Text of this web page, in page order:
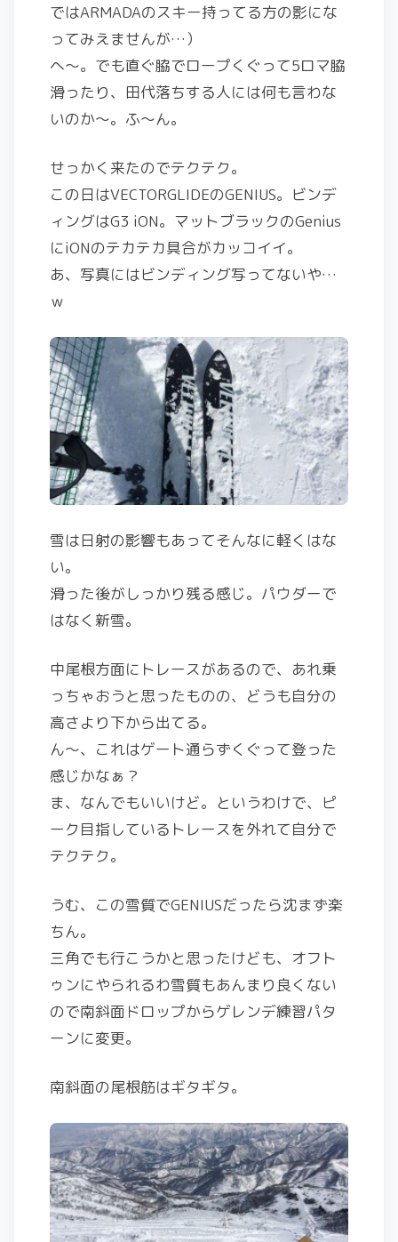
ではARMADAのスキー持ってる方の影にな
ってみえませんが…）
へ～。でも直ぐ脇でロープくぐって5ロマ脇
滑ったり、田代落ちする人には何も言わな
いのか～。ふ～ん。
せっかく来たのでテクテク。
この日はVECTORGLIDEのGENIUS。ビンデ
ィングはG3 iON。マットブラックのGenius
にiONのテカテカ具合がカッコイイ。
あ、写真にはビンディング写ってないや…
ｗ
雪は日射の影響もあってそんなに軽くはな
い。
滑った後がしっかり残る感じ。パウダーで
はなく新雪。
中尾根方面にトレースがあるので、あれ乗
っちゃおうと思ったものの、どうも自分の
高さより下から出てる。
ん～、これはゲート通らずくぐって登った
感じかなぁ？
ま、なんでもいいけど。というわけで、ピ
ーク目指しているトレースを外れて自分で
テクテク。
うむ、この雪質でGENIUSだったら沈まず楽
ちん。
三角でも行こうかと思ったけども、オフト
ゥンにやられるわ雪質もあんまり良くない
ので南斜面ドロップからゲレンデ練習パタ
ーンに変更。
南斜面の尾根筋はギタギタ。